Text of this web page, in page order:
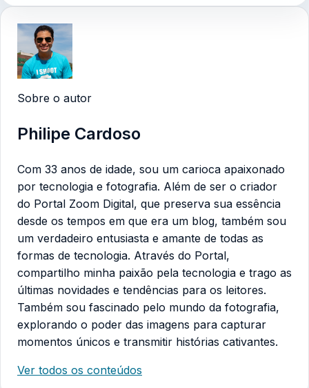
Sobre o autor
Philipe Cardoso
Com 33 anos de idade, sou um carioca apaixonado
por tecnologia e fotografia. Além de ser o criador
do Portal Zoom Digital, que preserva sua essência
desde os tempos em que era um blog, também sou
um verdadeiro entusiasta e amante de todas as
formas de tecnologia. Através do Portal,
compartilho minha paixão pela tecnologia e trago as
últimas novidades e tendências para os leitores.
Também sou fascinado pelo mundo da fotografia,
explorando o poder das imagens para capturar
momentos únicos e transmitir histórias cativantes.
Ver todos os conteúdos